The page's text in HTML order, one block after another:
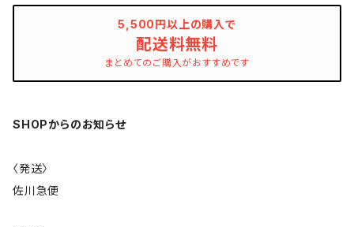
5,500円以上の購入で
配送料無料
まとめてのご購入がおすすめです
SHOPからのお知らせ
〈発送〉
佐川急便